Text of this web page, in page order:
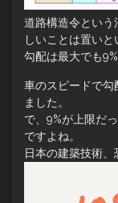
道路構造令という
しいことは置い
勾配は最大でも
車のスピードで勾
ました。
で、9%が上限だ
ですよね。
日本の建築技術、